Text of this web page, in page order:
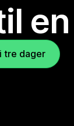
tre dager